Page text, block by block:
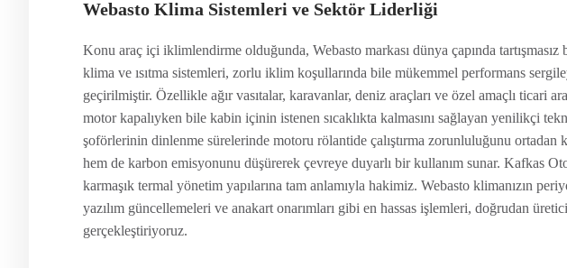
Webasto Klima Sistemleri ve Sektör Liderliği
Konu araç içi iklimlendirme olduğunda, Webasto markası dünya çapında
klima ve ısıtma sistemleri, zorlu iklim koşullarında bile mükemmel performans
geçirilmiştir. Özellikle ağır vasıtalar, karavanlar, deniz araçları ve özel amaçlı ticari
motor kapalıyken bile kabin içinin istenen sıcaklıkta kalmasını sağlayan yenilikçi
şoförlerinin dinlenme sürelerinde motoru rölantide çalıştırma zorunluluğunu ortadan
hem de karbon emisyonunu düşürerek çevreye duyarlı bir kullanım sunar. Kafkas
karmaşık termal yönetim yapılarına tam anlamıyla hakimiz. Webasto klimanızın
yazılım güncellemeleri ve anakart onarımları gibi en hassas işlemleri, doğrudan
gerçekleştiriyoruz.